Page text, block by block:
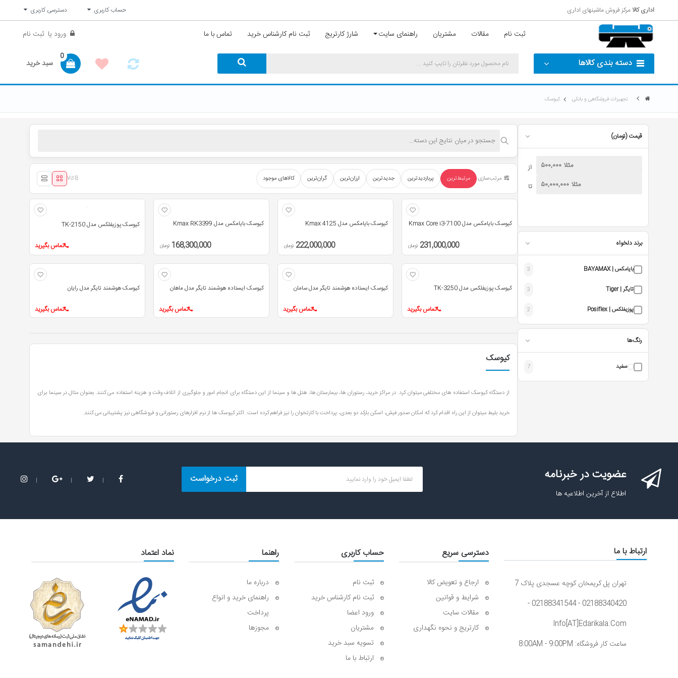
اداری کالامرکز فروش ماشینهای اداری حساب کاربری دسترسی کاربری
ثبت نام مقالات مشتریان راهنمای سایت شارژ کارتریج ثبت نام کارشناس خرید تماس با ما ورود یا ثبت نام
دسته بندی کالاها سبد خرید
0
تجهیزات فروشگاهی و بانکی کیوسک
قیمت (تومان)
از
تا
برند دلخواه
بایامکس | BAYAMAX 3
تایگر | Tiger 3
پوزیفلکس | Posiflex 2
رنگ‌ها
سفید 7
مرتب‌سازی: مرتبط‌ترین پربازدیدترین جدیدترین ارزان‌ترین گران‌ترین کالاهای موجود 8 کالا
کیوسک بایامکس مدل Kmax Core i3-7100
231,000,000 تومان
کیوسک بایامکس مدل Kmax 4125
222,000,000 تومان
کیوسک بایامکس مدل Kmax RK3399
168,300,000 تومان
کیوسک پوزیفلکس مدل TK-2150
تماس بگیرید
کیوسک پوزیفلکس مدل TK-3250
تماس بگیرید
کیوسک ایستاده هوشمند تایگر مدل سامان
تماس بگیرید
کیوسک ایستاده هوشمند تایگر مدل ماهان
تماس بگیرید
کیوسک هوشمند تایگر مدل رایان
تماس بگیرید
کیوسک
از دستگاه کیوسک استفاده های مختلفی میتوان کرد. در مراکز خرید، رستوران ها، بیمارستان ها، هتل ها و سینما از این دستگاه برای انجام امور و جلوگیری از اتلاف وقت و هزینه استفاده می کنند. بعنوان مثال در سینما برای
خرید بلیط میتوان از این راه اقدام کرد که امکان صدور فیش، اسکن بارکد دو بعدی، پرداخت با کارتخوان را نیز فراهم کرده است. اکثر کیوسک ها از نرم افزارهای رستورانی و فروشگاهی نیز پشتیبانی می کنند.
عضویت در خبرنامه
اطلاع از آخرین اطلاعیه ها
ثبت درخواست
ارتباط با ما
تهران پل کریمخان کوچه عسجدی پلاک 7
02188340420 - 02188341544 -
Info[AT]edarikala.com
ساعت کار فروشگاه: 8:00AM - 9:00PM
دسترسی سریع
ارجاع و تعویض کالا
شرایط و قوانین
مقالات سایت
کارتریج و نحوه نگهداری
حساب کاربری
ثبت نام
ثبت نام کارشناس خرید
ورود اعضا
مشتریان
تسویه سبد خرید
ارتباط با ما
راهنما
درباره ما
راهنمای خرید و انواع
پرداخت
مجوزها
نماد اعتماد